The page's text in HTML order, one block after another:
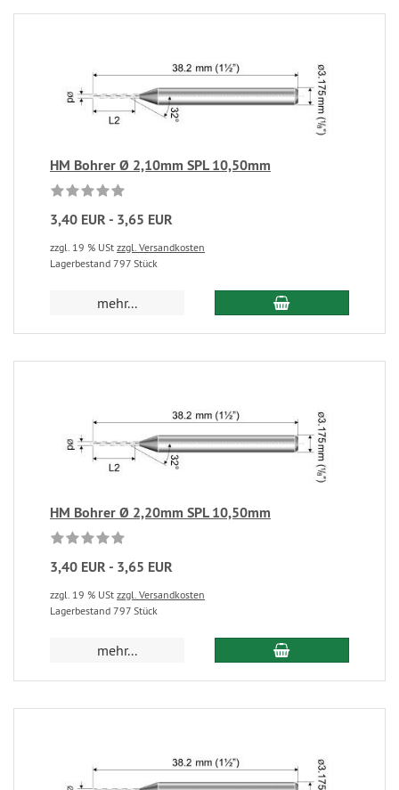
HM Bohrer Ø 2,10mm SPL 10,50mm
3,40 EUR - 3,65 EUR
zzgl. 19 % USt zzgl. Versandkosten
Lagerbestand 797 Stück
mehr...
HM Bohrer Ø 2,20mm SPL 10,50mm
3,40 EUR - 3,65 EUR
zzgl. 19 % USt zzgl. Versandkosten
Lagerbestand 797 Stück
mehr...